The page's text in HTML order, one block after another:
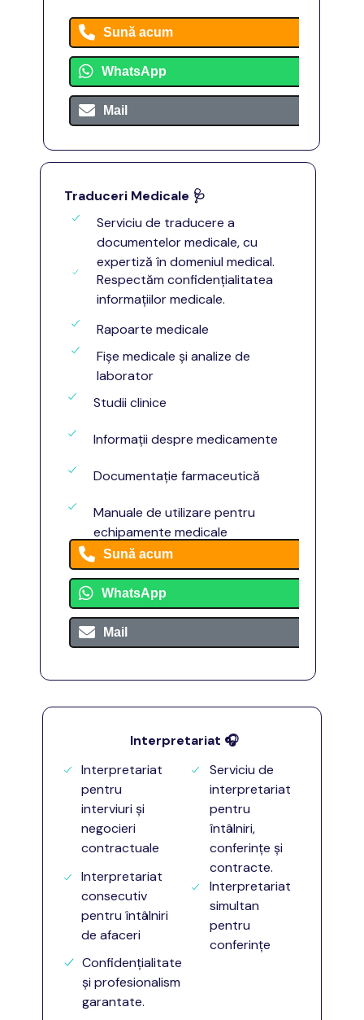
Sună acum
WhatsApp
Mail
Traduceri Medicale 🩺
Manuale de utilizare pentru
echipamente medicale
Documentație farmaceutică
Informații despre medicamente
Studii clinice
Fișe medicale și analize de
laborator
Rapoarte medicale
Respectăm confidențialitatea
informațiilor medicale.
Serviciu de traducere a
documentelor medicale, cu
expertiză în domeniul medical.
Sună acum
WhatsApp
Mail
Interpretariat 🎧
Interpretariat
simultan
pentru
conferințe
Confidențialitate
și profesionalism
garantate.
Interpretariat
consecutiv
pentru întâlniri
de afaceri
Serviciu de
interpretariat
pentru
întâlniri,
conferințe și
contracte.
Interpretariat
pentru
interviuri și
negocieri
contractuale